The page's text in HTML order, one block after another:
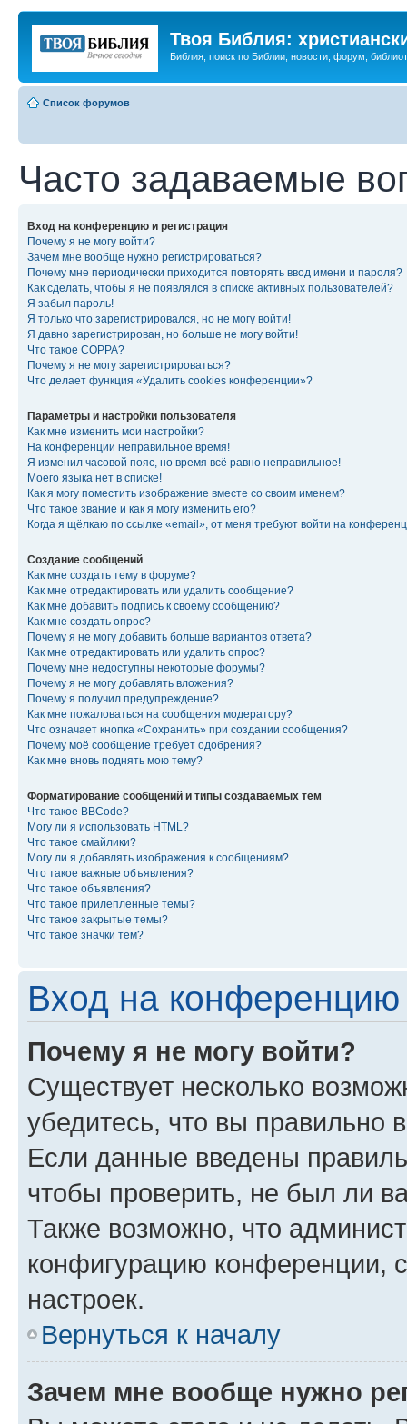
Твоя Библия:
Библия, поиск по Библии, новости, форум,
Список форумов
Часто задаваемые
Вход на конференцию и регистрация
Почему я не могу войти?
Зачем мне вообще нужно регистрироваться?
Почему мне периодически приходится повторять ввод имени и пароля?
Как сделать, чтобы я не появлялся в списке активных пользователей?
Я забыл пароль!
Я только что зарегистрировался, но не могу войти!
Я давно зарегистрирован, но больше не могу войти!
Что такое COPPA?
Почему я не могу зарегистрироваться?
Что делает функция «Удалить cookies конференции»?
Параметры и настройки пользователя
Как мне изменить мои настройки?
На конференции неправильное время!
Я изменил часовой пояс, но время всё равно неправильное!
Моего языка нет в списке!
Как я могу поместить изображение вместе со своим именем?
Что такое звание и как я могу изменить его?
Когда я щёлкаю по ссылке «email», от меня требуют войти на
Создание сообщений
Как мне создать тему в форуме?
Как мне отредактировать или удалить сообщение?
Как мне добавить подпись к своему сообщению?
Как мне создать опрос?
Почему я не могу добавить больше вариантов ответа?
Как мне отредактировать или удалить опрос?
Почему мне недоступны некоторые форумы?
Почему я не могу добавлять вложения?
Почему я получил предупреждение?
Как мне пожаловаться на сообщения модератору?
Что означает кнопка «Сохранить» при создании сообщения?
Почему моё сообщение требует одобрения?
Как мне вновь поднять мою тему?
Форматирование сообщений и типы создаваемых тем
Что такое BBCode?
Могу ли я использовать HTML?
Что такое смайлики?
Могу ли я добавлять изображения к сообщениям?
Что такое важные объявления?
Что такое объявления?
Что такое прилепленные темы?
Что такое закрытые темы?
Что такое значки тем?
Вход на конференцию
Почему я не могу войти?
Существует несколько
убедитесь, что вы правильно
Если данные введены
чтобы проверить, не был ли
Также возможно, что
конфигурацию конференции,
настроек.
Вернуться к началу
Зачем мне вообще нужно